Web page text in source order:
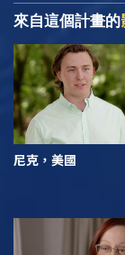
來自這個計畫的
尼克，美國